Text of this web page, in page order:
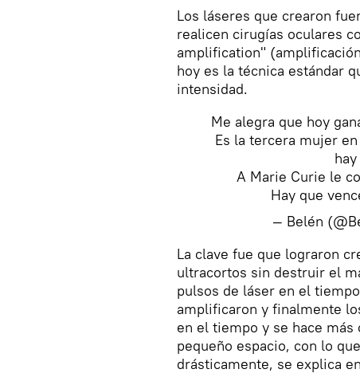
Los láseres que crearon
realicen cirugías oculares
amplification"
hoy es la técnica estándar
intensidad.
Me alegra que hoy
Es la tercera mujer
A Marie Curie le
Hay que
— Belén
La clave fue que lograron
ultracortos sin destruir el
pulsos de láser en el
amplificaron y finalmente
en el tiempo y se hace
pequeño espacio, con lo
drásticamente, se explica